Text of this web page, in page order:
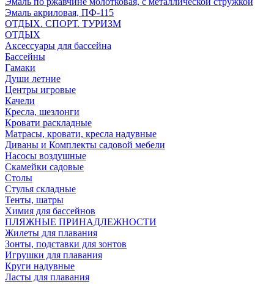
Эмаль акриловая, ПФ-115
ОТДЫХ. СПОРТ. ТУРИЗМ
ОТДЫХ
Аксессуары для бассейна
Бассейны
Гамаки
Души летние
Центры игровые
Качели
Кресла, шезлонги
Кровати раскладные
Матрасы, кровати, кресла надувные
Диваны и Комплекты садовой мебели
Насосы воздушные
Скамейки садовые
Столы
Стулья складные
Тенты, шатры
Химия для бассейнов
ПЛЯЖНЫЕ ПРИНАДЛЕЖНОСТИ
Жилеты для плавания
Зонты, подставки для зонтов
Игрушки для плавания
Круги надувные
Ласты для плавания